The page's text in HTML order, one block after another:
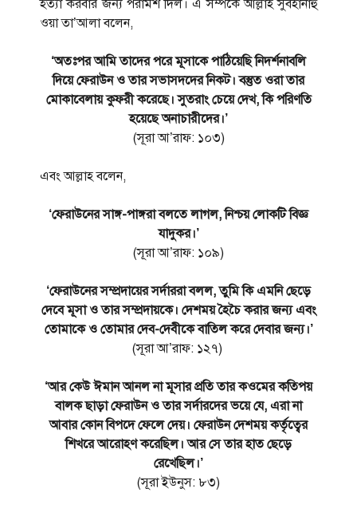
হত্যা করবার জন্য পরামর্শ দিল। এ সম্পর্কে আল্লাহ সুবহানাহু
ওয়া তা’আলা বলেন,
‘অতঃপর আমি তাদের পরে মূসাকে পাঠিয়েছি নিদর্শনাবলি
দিয়ে ফেরাউন ও তার সভাসদদের নিকট। বস্তুত ওরা তার
মোকাবেলায় কুফরী করেছে। সুতরাং চেয়ে দেখ, কি পরিণতি
হয়েছে অনাচারীদের।’
(সূরা আ’রাফ: ১০৩)
এবং আল্লাহ বলেন,
‘ফেরাউনের সাঙ্গ-পাঙ্গরা বলতে লাগল, নিশ্চয় লোকটি বিজ্ঞ
যাদুকর।’
(সূরা আ’রাফ: ১০৯)
‘ফেরাউনের সম্প্রদায়ের সর্দাররা বলল, তুমি কি এমনি ছেড়ে
দেবে মূসা ও তার সম্প্রদায়কে। দেশময় হৈচৈ করার জন্য এবং
তোমাকে ও তোমার দেব-দেবীকে বাতিল করে দেবার জন্য।’
(সূরা আ’রাফ: ১২৭)
‘আর কেউ ঈমান আনল না মূসার প্রতি তার কওমের কতিপয়
বালক ছাড়া ফেরাউন ও তার সর্দারদের ভয়ে যে, এরা না
আবার কোন বিপদে ফেলে দেয়। ফেরাউন দেশময় কর্তৃত্বের
শিখরে আরোহণ করেছিল। আর সে তার হাত ছেড়ে
রেখেছিল।’
(সূরা ইউনুস: ৮৩)